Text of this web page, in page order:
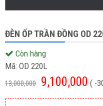
ĐÈN ỐP TRẦN ĐỒNG OD
Còn hàng
Mã: OD 220L
13,000,000 9,100,000 ( -